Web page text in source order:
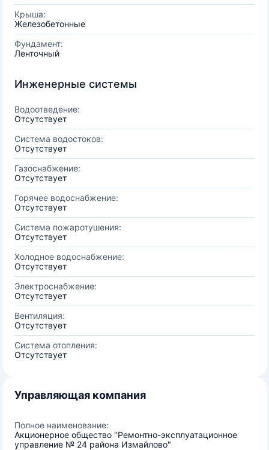
Крыша:
Железобетонные
Фундамент:
Ленточный
Инженерные системы
Водоотведение:
Отсутствует
Система водостоков:
Отсутствует
Газоснабжение:
Отсутствует
Горячее водоснабжение:
Отсутствует
Система пожаротушения:
Отсутствует
Холодное водоснабжение:
Отсутствует
Электроснабжение:
Отсутствует
Вентиляция:
Отсутствует
Система отопления:
Отсутствует
Управляющая компания
Полное наименование:
Акционерное общество "Ремонтно-эксплуатационное
управление № 24 района Измайлово"